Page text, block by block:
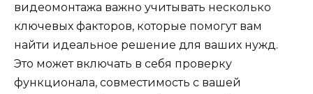
видеомонтажа важно учитывать несколько
ключевых факторов, которые помогут вам
найти идеальное решение для ваших нужд.
Это может включать в себя проверку
функционала, совместимость с вашей